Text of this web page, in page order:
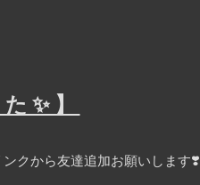
✨】
クから友達追加お願いします❣️